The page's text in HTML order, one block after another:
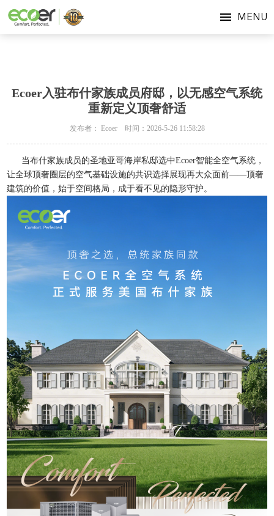
MENU
Ecoer入驻布什家族成员府邸，以无感空气系统
重新定义顶奢舒适
发布者： Ecoer 时间：2026-5-26 11:58:28
当布什家族成员的圣地亚哥海岸私邸选中Ecoer智能全空气系统，
让全球顶奢圈层的空气基础设施的共识选择展现再大众面前——顶奢
建筑的价值，始于空间格局，成于看不见的隐形守护。